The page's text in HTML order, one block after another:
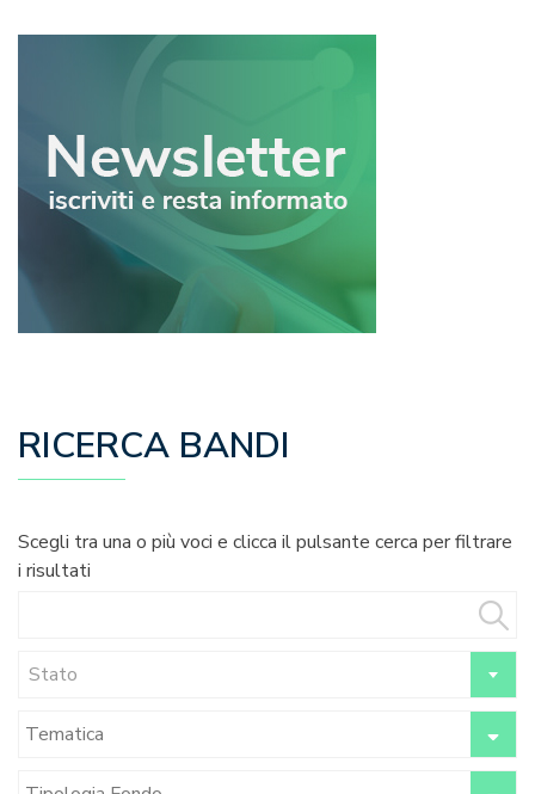
RICERCA BANDI
Scegli tra una o più voci e clicca il pulsante cerca per filtrare
i risultati
Stato